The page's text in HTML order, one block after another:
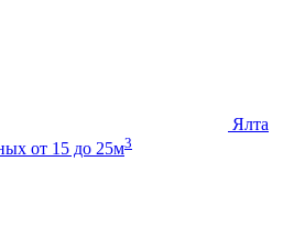
Ялта
от 15 до 25м3